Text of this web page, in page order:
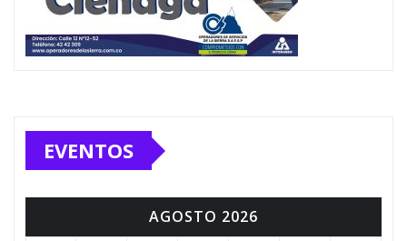
EVENTOS
AGOSTO 2026